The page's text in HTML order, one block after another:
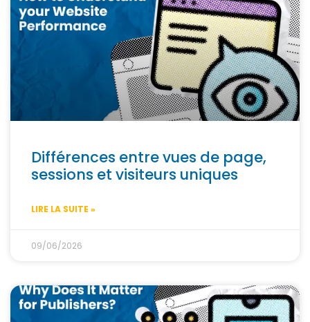
Différences entre vues de page,
sessions et visiteurs uniques
LIRE LA SUITE »
09/06/2026